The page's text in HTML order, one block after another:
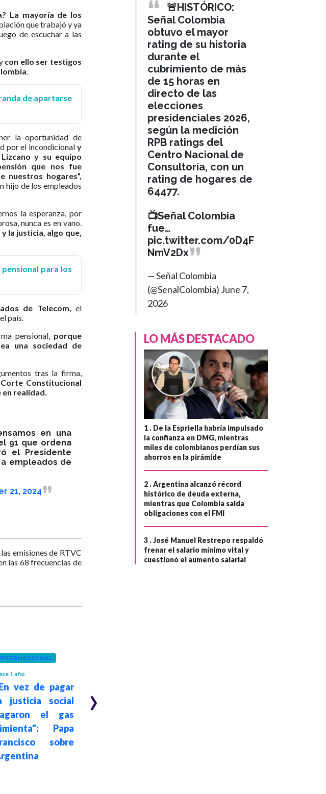
La mayoría de los
que trabajó y ya
de escuchar a las
con ello ser testigos
.
de apartarse
la oportunidad de
por el incondicional y
y su equipo
que nos fue
nuestros hogares”,
hijo de los empleados
la esperanza, por
nunca es en vano.
la justicia, algo que,
para los
de Telecom, el
país.
pensional, porque
una sociedad de
tras la firma,
Constitucional
en realidad.
en una
91 que ordena
el Presidente
empleados de
21, 2024
emisiones de RTVC
las 68 frecuencias de
1 año
vez de pagar
justicia social
el gas
Papa
sobre
›
🚨HISTÓRICO:
Señal Colombia
obtuvo el mayor
rating de su historia
durante el
cubrimiento de más
de 15 horas en
directo de las
elecciones
presidenciales 2026,
según la medición
RPB ratings del
Centro Nacional de
Consultoría, con un
rating de hogares de
64477.
📺Señal Colombia
fue…
pic.twitter.com/0D4F
NmV2Dx
— Señal Colombia
(@SenalColombia) June 7,
2026
LO MÁS DESTACADO
1 . De la Espriella habría impulsado
la confianza en DMG, mientras
miles de colombianos perdían sus
ahorros en la pirámide
2 .Argentina alcanzó récord
histórico de deuda externa,
mientras que Colombia salda
obligaciones con el FMI
3 .José Manuel Restrepo respaldó
frenar el salario mínimo vital y
cuestionó el aumento salarial